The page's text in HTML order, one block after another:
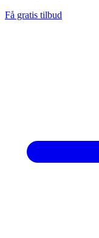
Få gratis tilbud